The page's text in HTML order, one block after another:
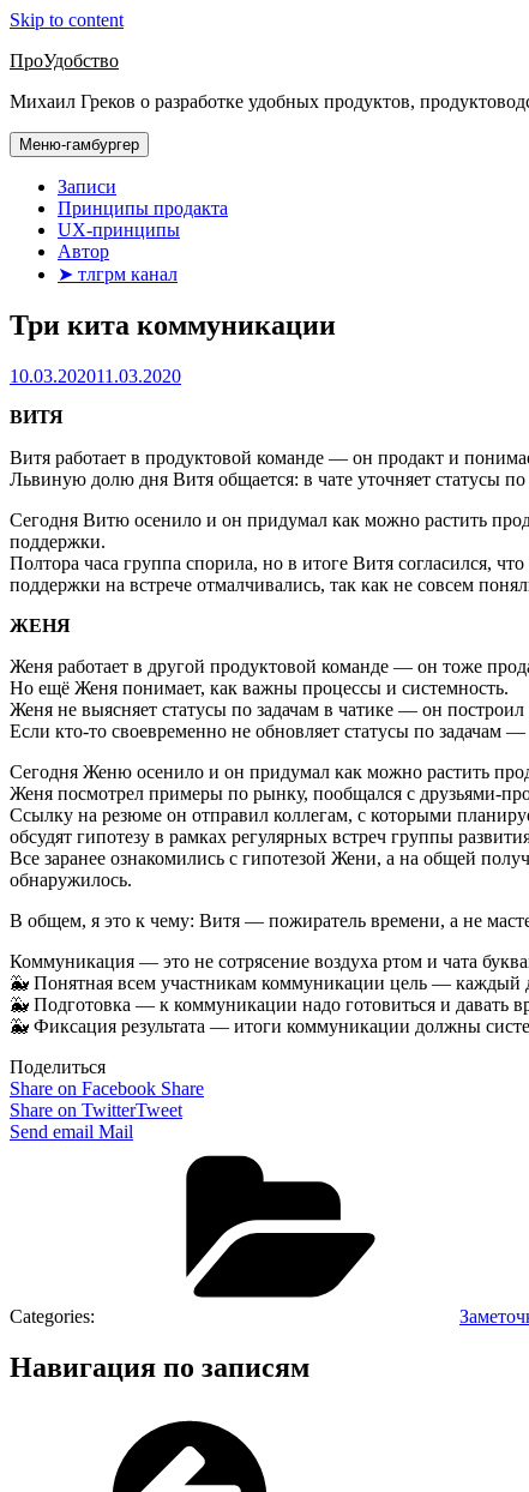
Skip to content
ПроУдобство
Михаил Греков о разработке удобных продуктов,
Меню-гамбургер
Записи
Принципы продакта
UX-принципы
Автор
➤ тлгрм канал
Три кита коммуникации
10.03.202011.03.2020
ВИТЯ
Витя работает в продуктовой команде — он продакт и
Львиную долю дня Витя общается: в чате уточняет статусы
Сегодня Витю осенило и он придумал как можно растить
поддержки.
Полтора часа группа спорила, но в итоге Витя согласился,
поддержки на встрече отмалчивались, так как не совсем
ЖЕНЯ
Женя работает в другой продуктовой команде — он тоже
Но ещё Женя понимает, как важны процессы и системность.
Женя не выясняет статусы по задачам в чатике — он
Если кто-то своевременно не обновляет статусы по задачам
Сегодня Женю осенило и он придумал как можно растить
Женя посмотрел примеры по рынку, пообщался с друзьями-
Ссылку на резюме он отправил коллегам, с которыми
обсудят гипотезу в рамках регулярных встреч группы
Все заранее ознакомились с гипотезой Жени, а на общей
обнаружилось.
В общем, я это к чему: Витя — пожиратель времени, а не
Коммуникация — это не сотрясение воздуха ртом и чата
🐳 Понятная всем участникам коммуникации цель — каждый
🐳 Подготовка — к коммуникации надо готовиться и давать
🐳 Фиксация результата — итоги коммуникации должны
Поделиться
Share on Facebook Share
Share on TwitterTweet
Send email Mail
Categories:
Навигация по записям